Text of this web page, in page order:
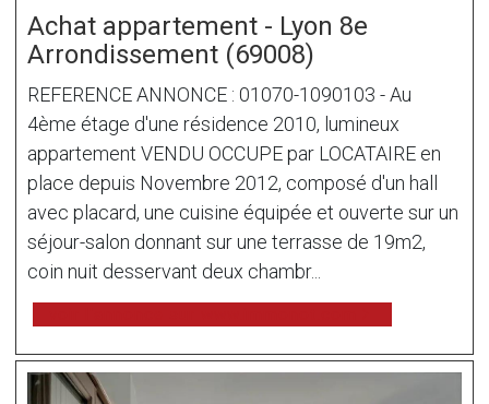
Achat appartement - Lyon 8e
Arrondissement (69008)
REFERENCE ANNONCE : 01070-1090103 - Au
4ème étage d'une résidence 2010, lumineux
appartement VENDU OCCUPE par LOCATAIRE en
place depuis Novembre 2012, composé d'un hall
avec placard, une cuisine équipée et ouverte sur un
séjour-salon donnant sur une terrasse de 19m2,
coin nuit desservant deux chambr...